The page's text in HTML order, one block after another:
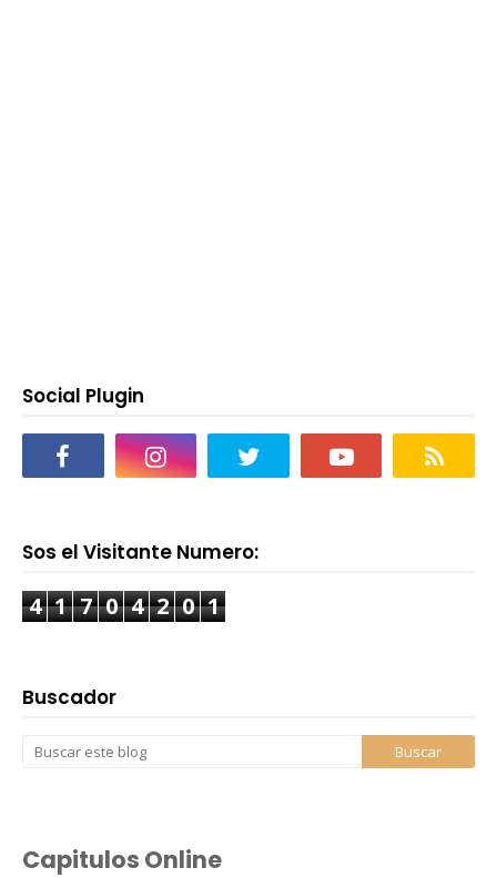
Social Plugin
Sos el Visitante Numero:
4 1 7 0 4 2 0 1
Buscador
Capitulos Online